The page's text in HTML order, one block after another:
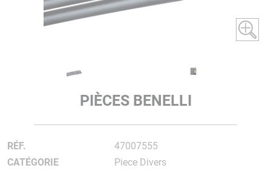
PIÈCES BENELLI
RÉF.
47007555
CATÉGORIE
Piece Divers